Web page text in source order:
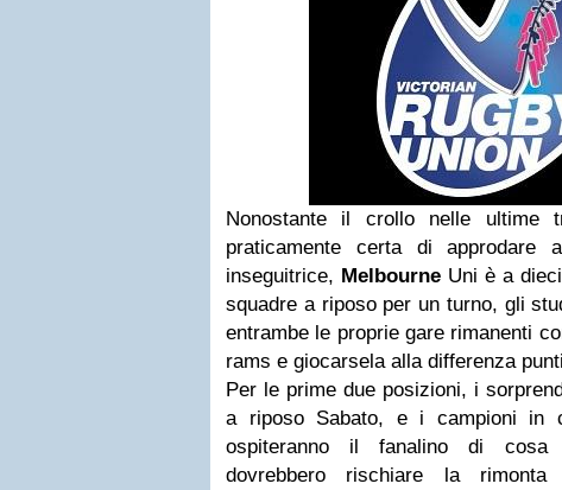
Nonostante il crollo nelle ultime
praticamente certa di
inseguitrice, MelbourneUni è a
squadre a riposo per un turno, gli
entrambe le proprie gare rimanenti
rams e giocarsela alla differenza
Per le prime due posizioni, i
a riposo Sabato, e i campioni in
ospiteranno il fanalino di cosa
dovrebbero rischiare la